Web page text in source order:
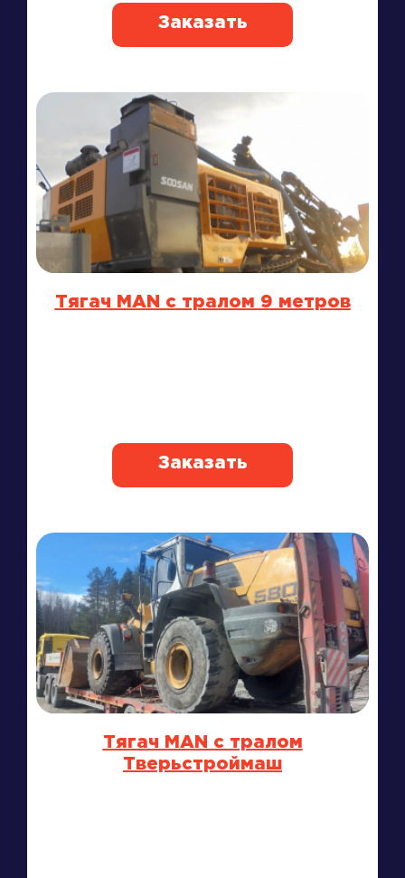
Заказать
Тягач MAN с тралом 9 метров
Заказать
Тягач MAN с тралом
Тверьстроймаш